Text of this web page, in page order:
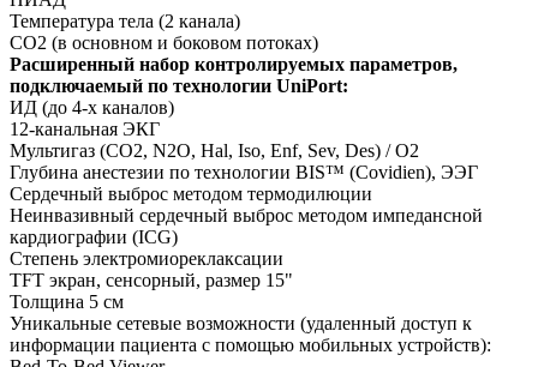
Температура тела (2 канала)
CO2 (в основном и боковом потоках)
Расширенный набор контролируемых параметров,
подключаемый по технологии UniPort:
ИД (до 4-х каналов)
12-канальная ЭКГ
Мультигаз (CO2, N2O, Hal, Iso, Enf, Sev, Des) / O2
Глубина анестезии по технологии BIS™ (Covidien), ЭЭГ
Сердечный выброс методом термодилюции
Неинвазивный сердечный выброс методом импедансной
кардиографии (ICG)
Степень электромиореклаксации
TFT экран, сенсорный, размер 15"
Толщина 5 см
Уникальные сетевые возможности (удаленный доступ к
информации пациента с помощью мобильных устройств):